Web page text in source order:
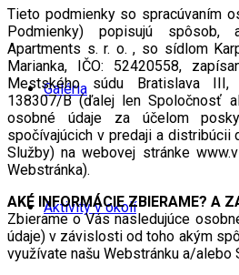
Galéria
Aktivity v okolí
Tieto podmienky so spracúvaním
Podmienky) popisujú spôsob,
Apartments s. r. o. , so sídlom
Marianka, IČO: 52420558,
Mestského súdu Bratislava
138307/B (ďalej len Spoločnosť
osobné údaje za účelom
spočívajúcich v predaji a distribúcii
Služby) na webovej stránke
Webstránka).
AKÉ INFORMÁCIE ZBIERAME? A
Zbierame o Vás nasledujúce
údaje) v závislosti od toho akým
využívate našu Webstránku a/alebo